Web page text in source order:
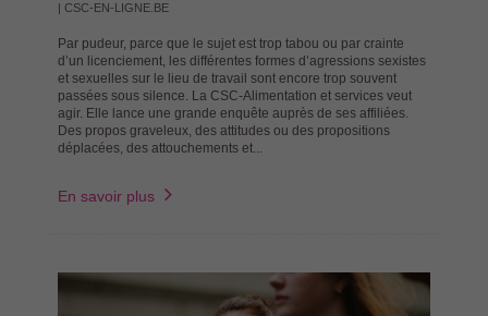
| CSC-EN-LIGNE.BE
Par pudeur, parce que le sujet est trop tabou ou par crainte
d’un licenciement, les différentes formes d’agressions sexistes
et sexuelles sur le lieu de travail sont encore trop souvent
passées sous silence. La CSC-Alimentation et services veut
agir. Elle lance une grande enquête auprès de ses affiliées.
Des propos graveleux, des attitudes ou des propositions
déplacées, des attouchements et...
En savoir plus